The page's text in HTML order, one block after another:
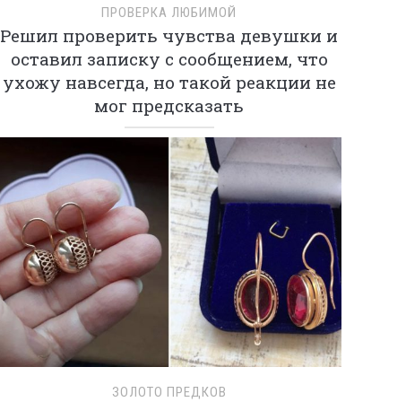
ПРОВЕРКА ЛЮБИМОЙ
Решил проверить чувства девушки и
оставил записку с сообщением, что
ухожу навсегда, но такой реакции не
мог предсказать
ЗОЛОТО ПРЕДКОВ